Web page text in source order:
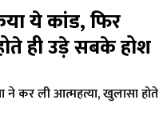
ये कांड, फिर
ही उड़े सबके होश
कर ली आत्महत्या, खुलासा होते